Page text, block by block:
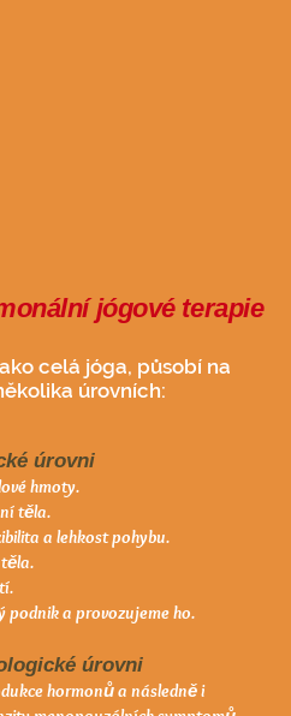
jógové terapie
celá jóga, působí na
úrovních:
úrovni
hmoty.
těla.
a lehkost pohybu.
podnik a provozujeme ho.
úrovni
hormonů a následně i